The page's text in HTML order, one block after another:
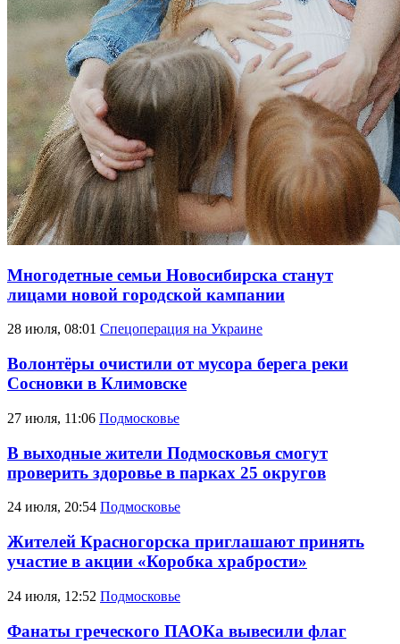
Многодетные семьи Новосибирска станут
лицами новой городской кампании
28 июля, 08:01 Спецоперация на Украине
Волонтёры очистили от мусора берега реки
Сосновки в Климовске
27 июля, 11:06 Подмосковье
В выходные жители Подмосковья смогут
проверить здоровье в парках 25 округов
24 июля, 20:54 Подмосковье
Жителей Красногорска приглашают принять
участие в акции «Коробка храбрости»
24 июля, 12:52 Подмосковье
Фанаты греческого ПАОКа вывесили флаг